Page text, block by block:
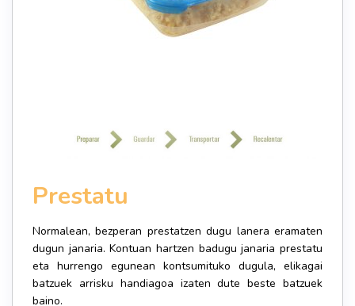
Prestatu
Normalean, bezperan prestatzen dugu lanera eramaten
dugun janaria. Kontuan hartzen badugu janaria prestatu
eta hurrengo egunean kontsumituko dugula, elikagai
batzuek arrisku handiagoa izaten dute beste batzuek
baino.